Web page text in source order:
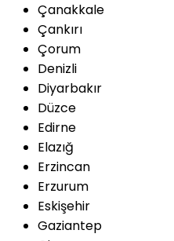
Çanakkale
Çankırı
Çorum
Denizli
Diyarbakır
Düzce
Edirne
Elazığ
Erzincan
Erzurum
Eskişehir
Gaziantep